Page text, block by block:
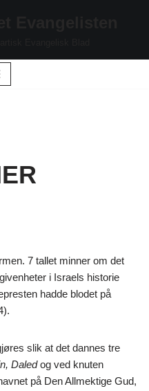
7 tallet minner om det
i Israels historie
hadde blodet på
slik at det dannes tre
Daledog ved knuten
på Den Allmektige Gud,